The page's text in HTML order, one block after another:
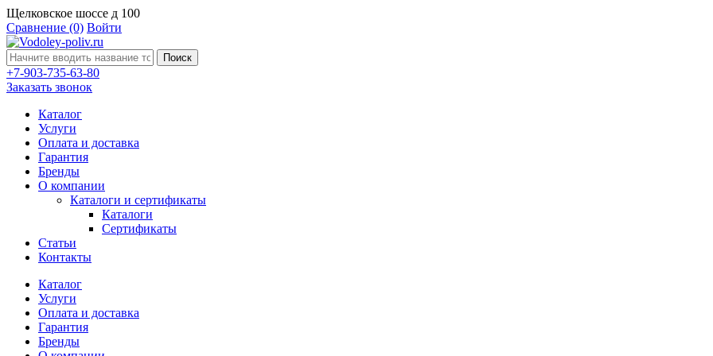
Щелковское шоссе д 100
Сравнение (0) Войти
Поиск
+7-903-735-63-80
Заказать звонок
Каталог
Услуги
Оплата и доставка
Гарантия
Бренды
О компании
Каталоги и сертификаты
Каталоги
Сертификаты
Статьи
Контакты
Каталог
Услуги
Оплата и доставка
Гарантия
Бренды